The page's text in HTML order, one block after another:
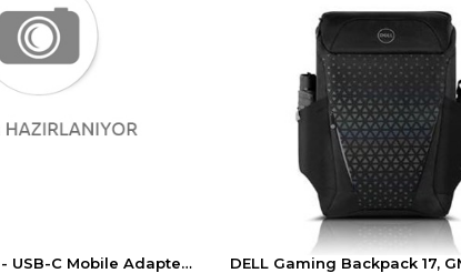
DELL Adapter - USB-C Mobile Adapter - DA310 470-AEUP